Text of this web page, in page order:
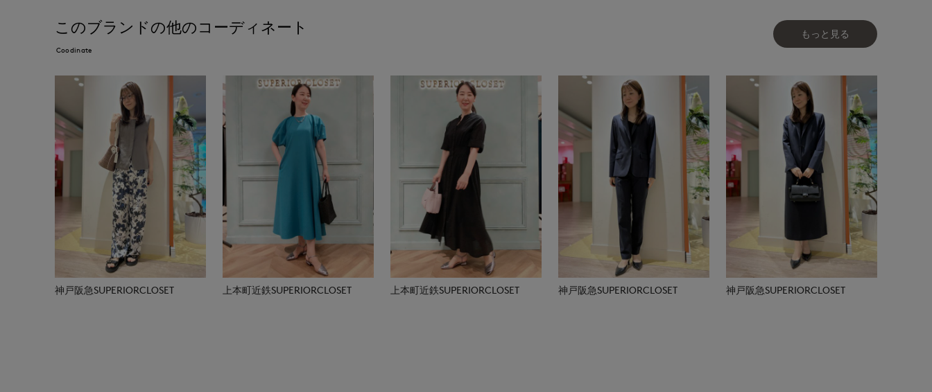
このブランドの他のコーディネート
Coodinate
もっと見る
神戸阪急SUPERIORCLOSET 上本町近鉄SUPERIORCLOSET 上本町近鉄SUPERIORCLOSET 神戸阪急SUPERIORCLOSET 神戸阪急SUPERIORCLOSET